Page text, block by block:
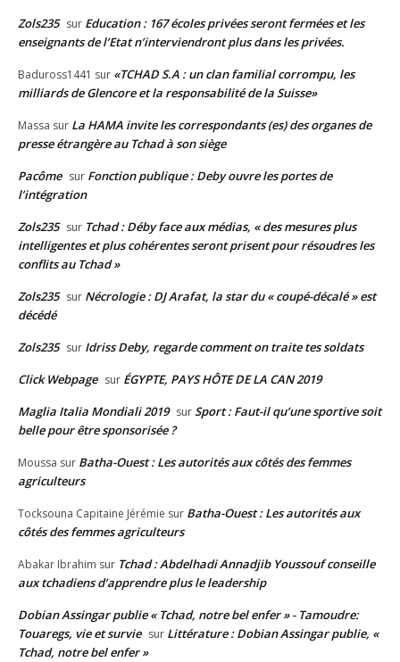
Zols235 sur Education : 167 écoles privées seront fermées et les
enseignants de l’Etat n’interviendront plus dans les privées.
Baduross1441 sur «TCHAD S.A : un clan familial corrompu, les
milliards de Glencore et la responsabilité de la Suisse»
Massa sur La HAMA invite les correspondants (es) des organes de
presse étrangère au Tchad à son siège
Pacôme sur Fonction publique : Deby ouvre les portes de
l’intégration
Zols235 sur Tchad : Déby face aux médias, « des mesures plus
intelligentes et plus cohérentes seront prisent pour résoudres les
conflits au Tchad »
Zols235 sur Nécrologie : DJ Arafat, la star du « coupé-décalé » est
décédé
Zols235 sur Idriss Deby, regarde comment on traite tes soldats
Click Webpage sur ÉGYPTE, PAYS HÔTE DE LA CAN 2019
Maglia Italia Mondiali 2019 surSport : Faut-il qu’une sportive soit
belle pour être sponsorisée ?
Moussa sur Batha-Ouest : Les autorités aux côtés des femmes
agriculteurs
Tocksouna Capitaine Jérémie sur Batha-Ouest : Les autorités aux
côtés des femmes agriculteurs
Abakar Ibrahim sur Tchad : Abdelhadi Annadjib Youssouf conseille
aux tchadiens d’apprendre plus le leadership
Dobian Assingar publie « Tchad, notre bel enfer » - Tamoudre:
Touaregs, vie et survie sur Littérature : Dobian Assingar publie, «
Tchad, notre bel enfer »